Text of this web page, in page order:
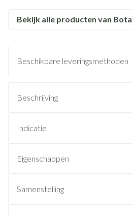
Bekijk alle producten van Bota
Beschikbare leveringsmethoden
Beschrijving
Indicatie
Eigenschappen
Samenstelling